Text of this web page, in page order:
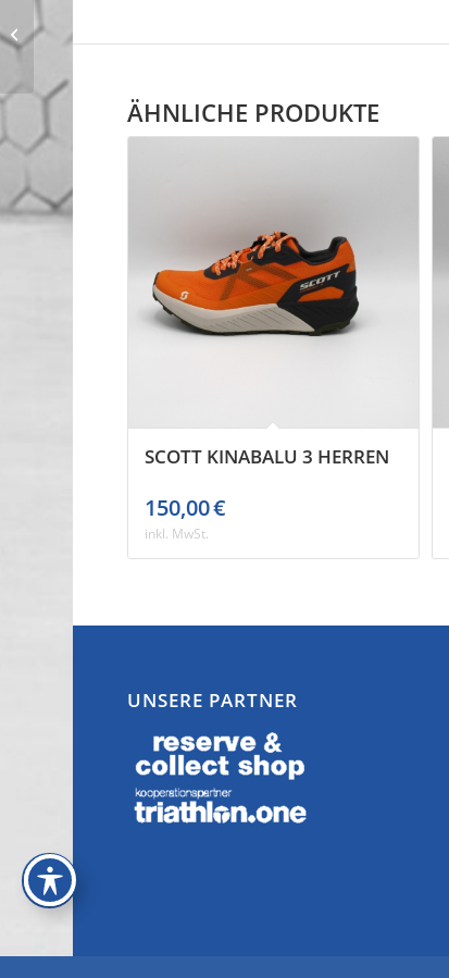
ÄHNLICHE PRODUKTE
SCOTT KINABALU 3 HERREN
150,00€
inkl. MwSt.
UNSERE PARTNER
Hoka Challenger 8
GORE-TEX Herren